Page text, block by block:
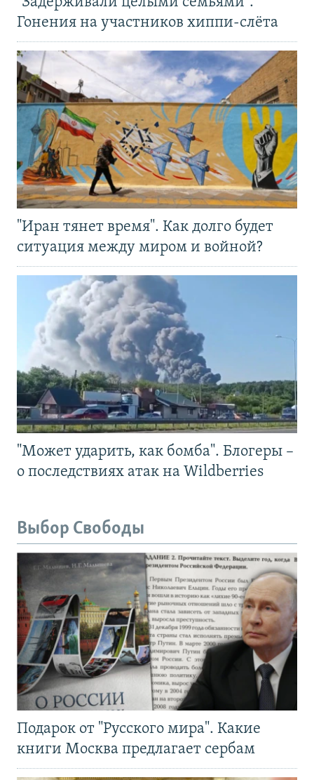
Гонения на участников хиппи-слёта
"Иран тянет время". Как долго будет
ситуация между миром и войной?
"Может ударить, как бомба". Блогеры –
о последствиях атак на Wildberries
Выбор Свободы
Подарок от "Русского мира". Какие
книги Москва предлагает сербам